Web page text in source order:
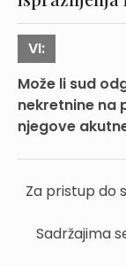
VI:
Može li sud
nekretnine na
njegove
Za pristup do
Sadržajima